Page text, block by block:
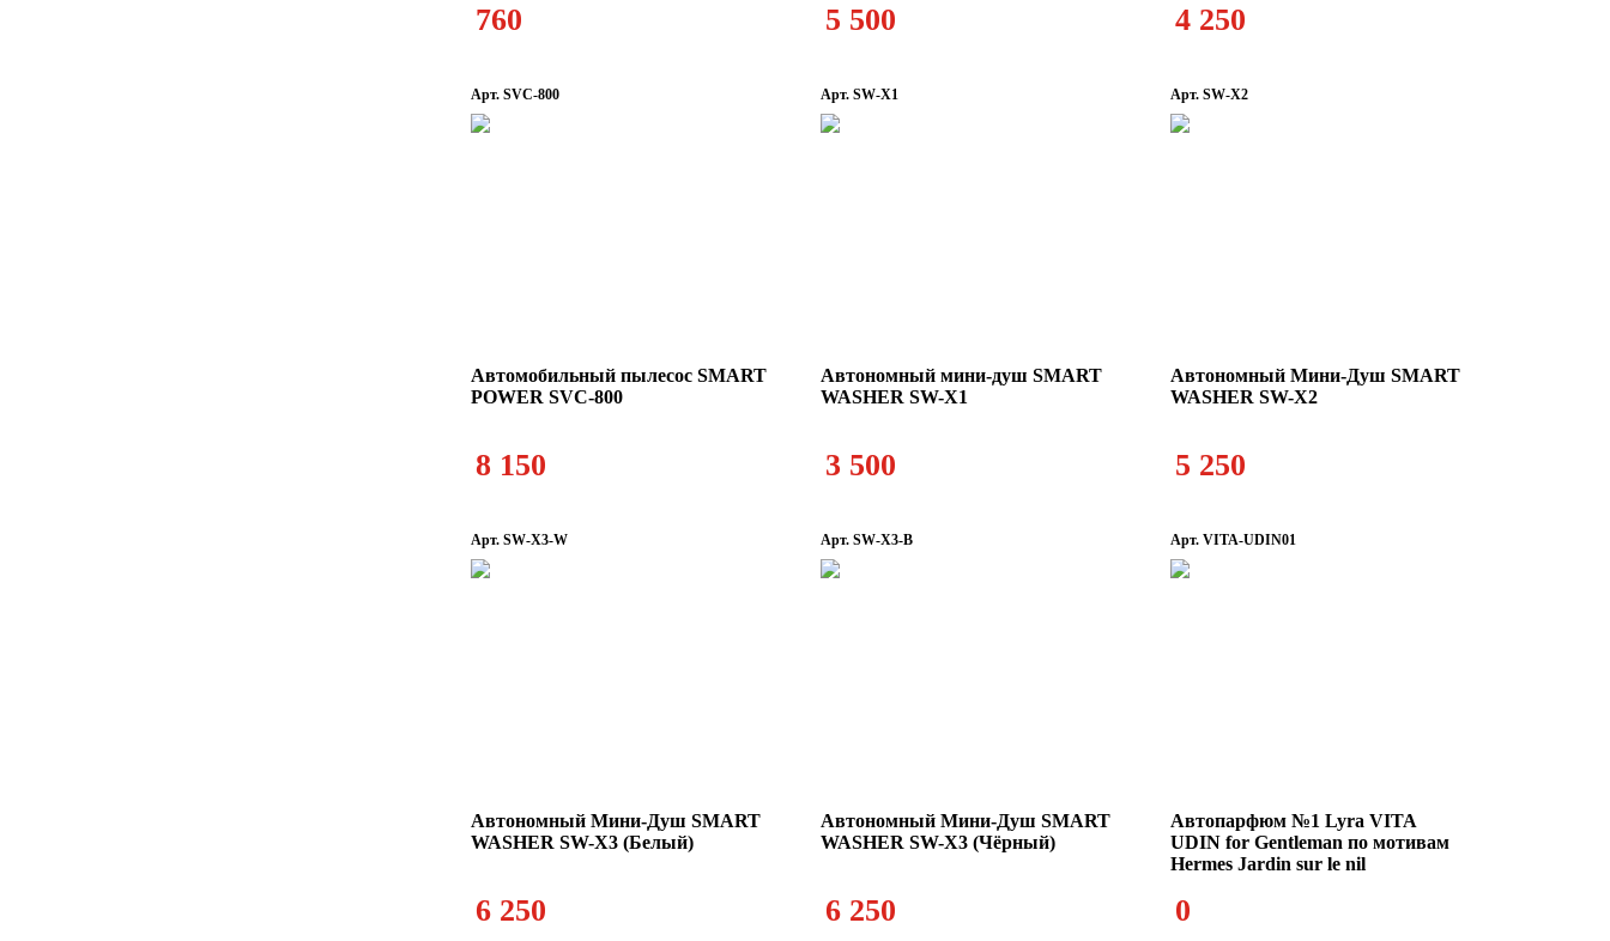
760 5 500 4 250
Арт. SVC-800
Автомобильный пылесос SMART
POWER SVC-800
8 150
Арт. SW-X1
Автономный мини-душ SMART
WASHER SW-X1
3 500
Арт. SW-X2
Автономный Мини-Душ SMART
WASHER SW-X2
5 250
Арт. SW-X3-W
Автономный Мини-Душ SMART
WASHER SW-X3 (Белый)
6 250
Арт. SW-X3-B
Автономный Мини-Душ SMART
WASHER SW-X3 (Чёрный)
6 250
Арт. VITA-UDIN01
Автопарфюм №1 Lyra VITA
UDIN for Gentleman по мотивам
Hermes Jardin sur le nil
0